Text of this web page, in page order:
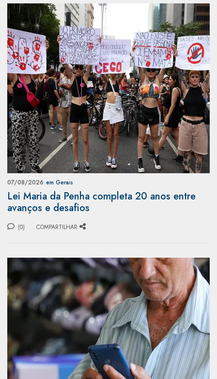
07/08/2026 em Gerais
Lei Maria da Penha completa 20 anos entre
avanços e desafios
(0) COMPARTILHAR